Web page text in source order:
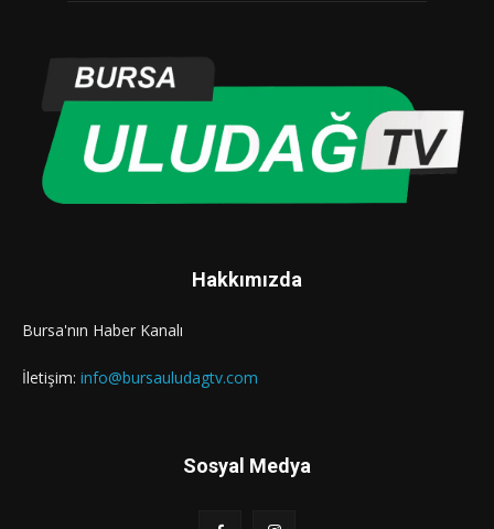
Hakkımızda
Bursa'nın Haber Kanalı
İletişim: info@bursauludagtv.com
Sosyal Medya